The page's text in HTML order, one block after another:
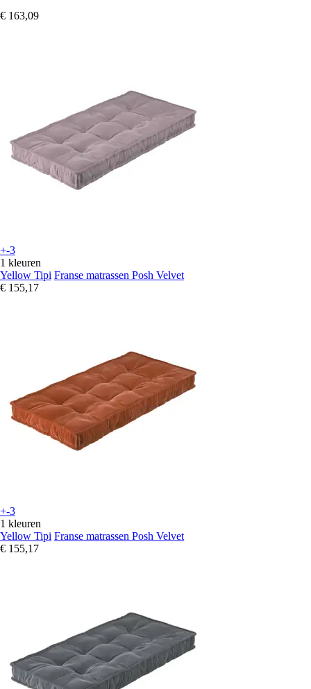
€ 163,09
+-3
1 kleuren
Yellow Tipi Franse matrassen Posh Velvet
€ 155,17
+-3
1 kleuren
Yellow Tipi Franse matrassen Posh Velvet
€ 155,17